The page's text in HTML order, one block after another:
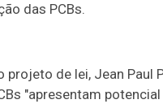
das PCBs.
projeto de lei, Jean Paul
"apresentam